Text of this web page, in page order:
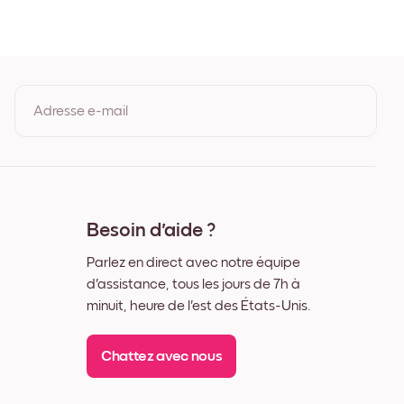
Adresse e-mail
Besoin d'aide ?
Parlez en direct avec notre équipe
d'assistance, tous les jours de 7h à
minuit, heure de l'est des États-Unis.
Chattez avec nous